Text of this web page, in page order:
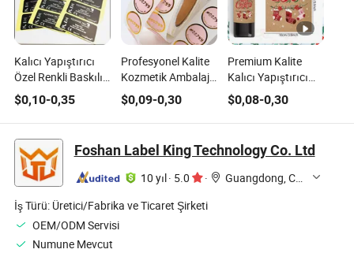
Kalıcı Yapıştırıcı
Özel Renkli Baskılı
Polipropilen Film
Etiketi Düz Mat
Kaplama
$0,10-0,35
Profesyonel Kalite
Kozmetik Ambalaj
Etiketi Altın Damga
ve Kabartma Etkisi
ile
$0,09-0,30
Premium Kalite
Kalıcı Yapıştırıcı
Alkol İçeceği Etiketi
Özel Şekil Tasarımı
ile
$0,08-0,30
Foshan Label King Technology Co. Ltd
10 yıl· 5.0 ·
Guangdong, China
İş Türü: Üretici/Fabrika ve Ticaret Şirketi
OEM/ODM Servisi
Numune Mevcut